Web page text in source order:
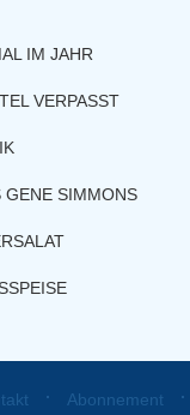
IM JAHR
VERPASST
GENE SIMMONS
⋅ Abonnement ⋅